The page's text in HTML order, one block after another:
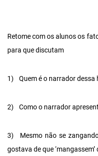
Retome com os alunos os
para que discutam
1) Quem é o narrador dessa
2) Como o narrador
3)
Mesmo não se
gostava de que ‘mangassem’